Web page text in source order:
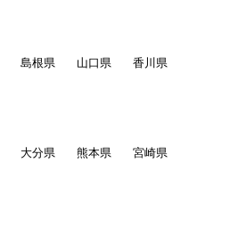
島根県 山口県
香川県
大分県 熊本県
宮崎県